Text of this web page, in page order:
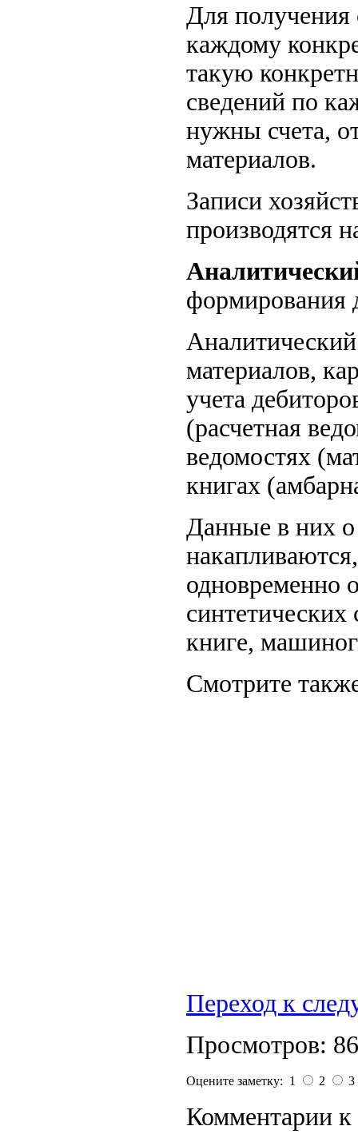
Для получения
каждому
такую
сведений по
нужны счета,
материалов.
Записи
производятся
формирования
Аналитический
материалов,
учета
(расчетная
ведомостях
книгах
Данные в них о
одновременно
книге,
Смотрите
Переход к
Просмотров:
Оцените заметку: 1 2 3
Комментарии к